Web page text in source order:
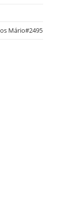
Mário#2495